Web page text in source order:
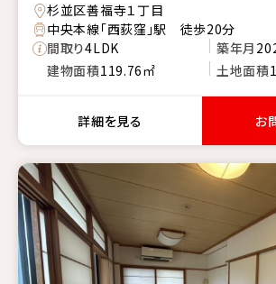
杉並区善福寺１丁目
中央本線「西荻窪」駅 徒歩20分
間取り4LDK 築年月
建物面積119.76㎡ 土地面積
詳細を見る お